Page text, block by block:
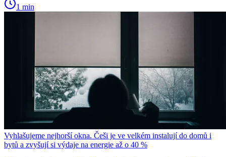
1 min
Vyhlašujeme nejhorší okna. Češi je ve velkém instalují do domů i
bytů a zvyšují si výdaje na energie až o 40 %